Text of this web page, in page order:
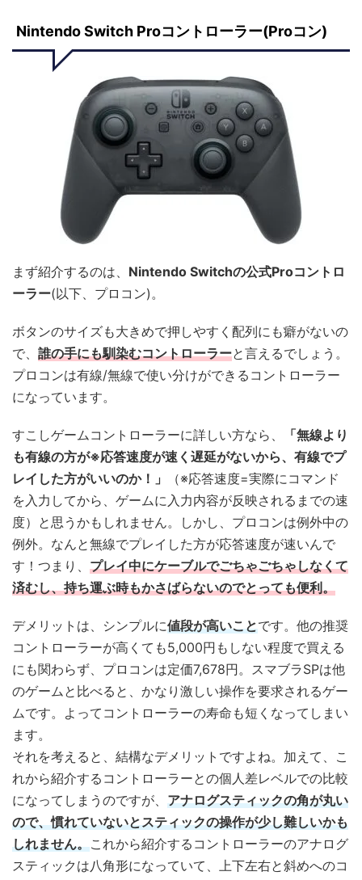
Nintendo Switch Proコントローラー(Proコン)
まず紹介するのは、 Nintendo Switchの公式Proコントロ
ーラー(以下、プロコン)。
ボタンのサイズも大きめで押しやすく配列にも癖がないの
で、 誰の手にも馴染むコントローラーと言えるでしょう。
プロコンは有線/無線で使い分けができるコントローラー
になっています。
すこしゲームコントローラーに詳しい方なら、
「無線より
も有線の方が※応答速度が速く遅延がないから、有線でプ
レイした方がいいのか！」
（※応答速度=実際にコマンド
を入力してから、ゲームに入力内容が反映されるまでの速
度）と思うかもしれません。しかし、プロコンは例外中の
例外。なんと無線でプレイした方が応答速度が速いんで
す！つまり、 プレイ中にケーブルでごちゃごちゃしなくて
済むし、持ち運ぶ時もかさばらないのでとっても便利。
デメリットは、シンプルに値段が高いことです。他の推奨
コントローラーが高くても5,000円もしない程度で買える
にも関わらず、プロコンは定価7,678円。スマブラSPは他
のゲームと比べると、かなり激しい操作を要求されるゲー
ムです。よってコントローラーの寿命も短くなってしまい
ます。
それを考えると、結構なデメリットですよね。加えて、こ
れから紹介するコントローラーとの個人差レベルでの比較
になってしまうのですが、 アナログスティックの角が丸い
ので、慣れていないとスティックの操作が少し難しいかも
しれません。これから紹介するコントローラーのアナログ
スティックは八角形になっていて、上下左右と斜めへのコ